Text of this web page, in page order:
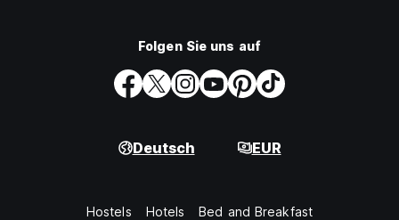
Folgen Sie uns auf
Deutsch EUR
Hostels Hotels Bed and Breakfast